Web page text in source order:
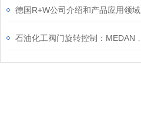
德国R+W公司介绍和产品应用领域